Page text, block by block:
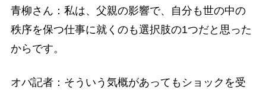
青柳さん：私は、父親の影響で、自分も世の中の
秩序を保つ仕事に就くのも選択肢の1つだと思った
からです。
オバ記者：そういう気概があってもショックを受